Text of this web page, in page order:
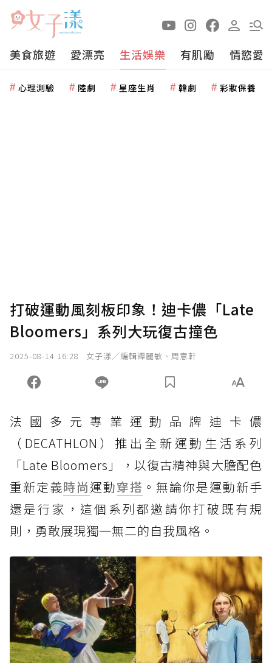
美食旅遊 愛漂亮 生活娛樂 有肌勵 情慾愛
心理測驗 陸劇 星座生肖 韓劇 彩妝保養
打破運動風刻板印象！迪卡儂「Late
Bloomers」系列大玩復古撞色
2025-08-14 16:28 女子漾／編輯譚麗敏、周意軒
法國多元專業運動品牌迪卡儂
（DECATHLON）推出全新運動生活系列
「Late Bloomers」，以復古精神與大膽配色
重新定義時尚運動穿搭 。無論你是運動新手
還是行家，這個系列都邀請你打破既有規
則，勇敢展現獨一無二的自我風格。